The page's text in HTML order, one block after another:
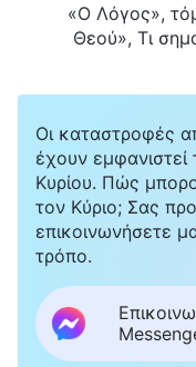
«Ο Λόγος»,
Θεού», Τι
Οι καταστροφές
έχουν
Κυρίου. Πώς
τον Κύριο; Σας
επικοινωνήσετε
τρόπο.